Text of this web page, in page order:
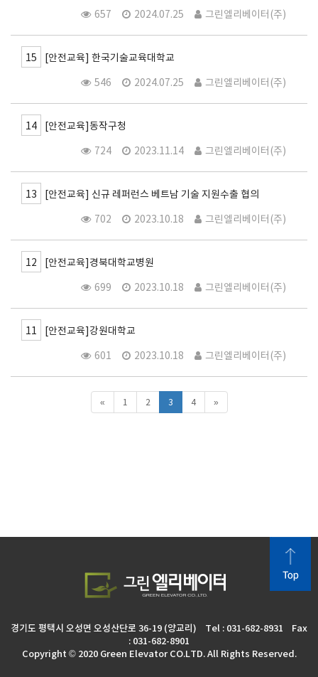
그린엘리베이터(주)
2024.07.25
657
15
[안전교육] 한국기술교육대학교
그린엘리베이터(주)
2024.07.25
546
14 [안전교육]동작구청
그린엘리베이터(주)
2023.11.14
724
13
[안전교육] 신규 레퍼런스 베트남 기술 지원수출 협의
그린엘리베이터(주)
2023.10.18
702
12
[안전교육]경북대학교병원
그린엘리베이터(주)
2023.10.18
699
11
[안전교육]강원대학교
그린엘리베이터(주)
2023.10.18
601
« 1 2 3 4 »
경기도 평택시 오성면 오성산단로 36-19 (양교리) Tel : 031-682-8931 Fax
: 031-682-8901
Copyright © 2020 Green Elevator CO.LTD. All Rights Reserved.